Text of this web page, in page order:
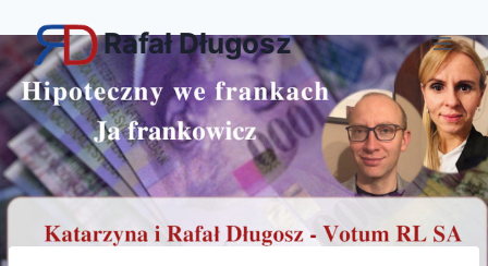
do
treści
Rafał Długosz